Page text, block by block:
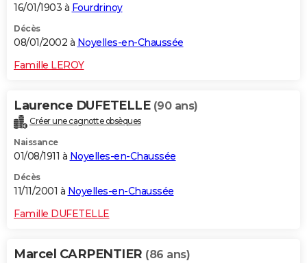
16/01/1903 à Fourdrinoy
Décès
08/01/2002 à Noyelles-en-Chaussée
Famille LEROY
Laurence DUFETELLE (90 ans)
Créer une cagnotte obsèques
Naissance
01/08/1911 à Noyelles-en-Chaussée
Décès
11/11/2001 à Noyelles-en-Chaussée
Famille DUFETELLE
Marcel CARPENTIER (86 ans)